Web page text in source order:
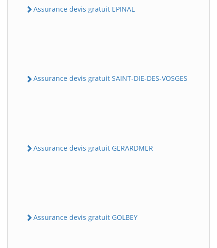
Assurance devis gratuit EPINAL
Assurance devis gratuit SAINT-DIE-DES-VOSGES
Assurance devis gratuit GERARDMER
Assurance devis gratuit GOLBEY